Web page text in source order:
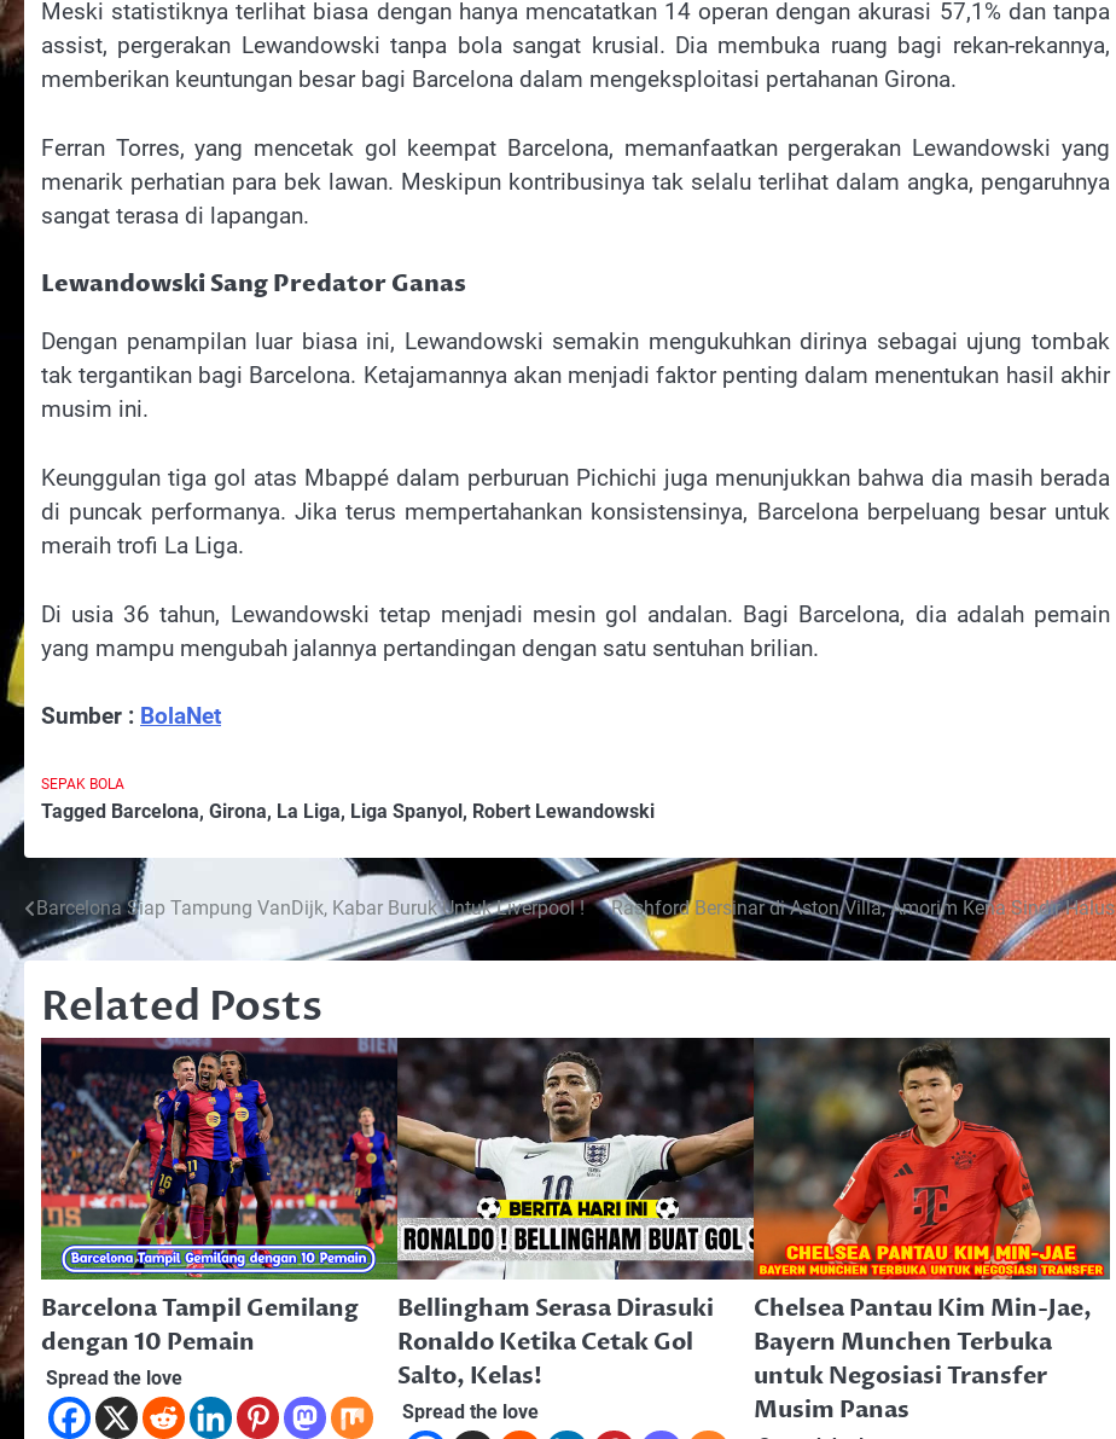
Meski statistiknya terlihat biasa dengan hanya mencatatkan 14 operan dengan akurasi 57,1% dan tanpa
assist, pergerakan Lewandowski tanpa bola sangat krusial. Dia membuka ruang bagi rekan-rekannya,
memberikan keuntungan besar bagi Barcelona dalam mengeksploitasi pertahanan Girona.
Ferran Torres, yang mencetak gol keempat Barcelona, memanfaatkan pergerakan Lewandowski yang
menarik perhatian para bek lawan. Meskipun kontribusinya tak selalu terlihat dalam angka, pengaruhnya
sangat terasa di lapangan.
Lewandowski Sang Predator Ganas
Dengan penampilan luar biasa ini, Lewandowski semakin mengukuhkan dirinya sebagai ujung tombak
tak tergantikan bagi Barcelona. Ketajamannya akan menjadi faktor penting dalam menentukan hasil akhir
musim ini.
Keunggulan tiga gol atas Mbappé dalam perburuan Pichichi juga menunjukkan bahwa dia masih berada
di puncak performanya. Jika terus mempertahankan konsistensinya, Barcelona berpeluang besar untuk
meraih trofi La Liga.
Di usia 36 tahun, Lewandowski tetap menjadi mesin gol andalan. Bagi Barcelona, dia adalah pemain
yang mampu mengubah jalannya pertandingan dengan satu sentuhan brilian.
Sumber : BolaNet
SEPAK BOLA
Tagged Barcelona, Girona, La Liga, Liga Spanyol, Robert Lewandowski
Post
navigation
Barcelona Siap Tampung VanDijk, Kabar Buruk Untuk Liverpool ! Rashford Bersinar di Aston Villa, Amorim Kena Sindir Halus
Related Posts
Barcelona Tampil Gemilang
dengan 10 Pemain
Spread the love
Bellingham Serasa Dirasuki
Ronaldo Ketika Cetak Gol
Salto, Kelas!
Spread the love
Chelsea Pantau Kim Min-Jae,
Bayern Munchen Terbuka
untuk Negosiasi Transfer
Musim Panas